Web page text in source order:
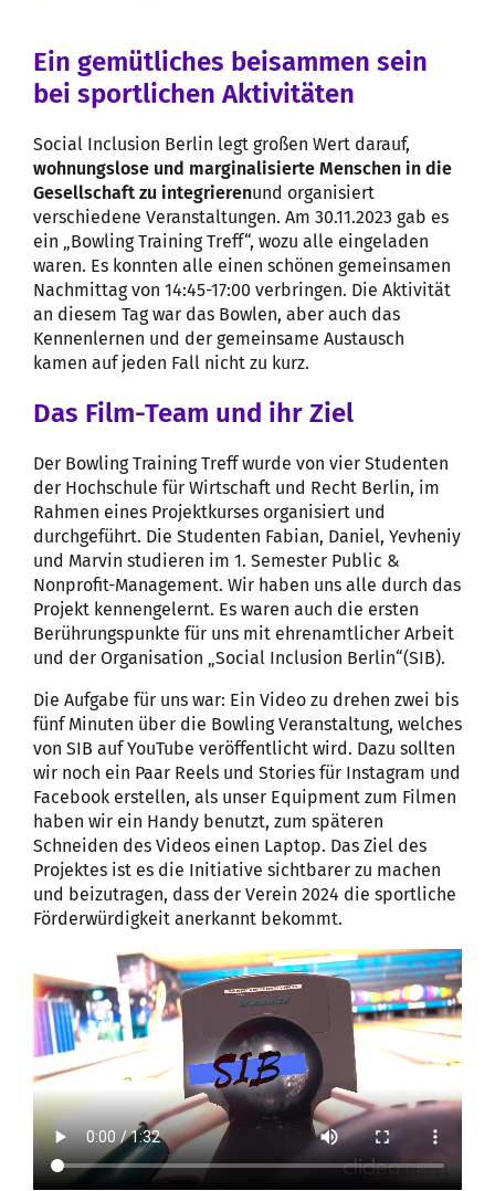
Ein gemütliches beisammen sein
bei sportlichen Aktivitäten
Social Inclusion Berlin legt großen Wert darauf,
wohnungslose und marginalisierte Menschen in die
Gesellschaft zu integrierenund organisiert
verschiedene Veranstaltungen. Am 30.11.2023 gab es
ein „Bowling Training Treff“, wozu alle eingeladen
waren. Es konnten alle einen schönen gemeinsamen
Nachmittag von 14:45-17:00 verbringen. Die Aktivität
an diesem Tag war das Bowlen, aber auch das
Kennenlernen und der gemeinsame Austausch
kamen auf jeden Fall nicht zu kurz.
Das Film-Team und ihr Ziel
Der Bowling Training Treff wurde von vier Studenten
der Hochschule für Wirtschaft und Recht Berlin, im
Rahmen eines Projektkurses organisiert und
durchgeführt. Die Studenten Fabian, Daniel, Yevheniy
und Marvin studieren im 1. Semester Public &
Nonprofit-Management. Wir haben uns alle durch das
Projekt kennengelernt. Es waren auch die ersten
Berührungspunkte für uns mit ehrenamtlicher Arbeit
und der Organisation „Social Inclusion Berlin“(SIB).
Die Aufgabe für uns war: Ein Video zu drehen zwei bis
fünf Minuten über die Bowling Veranstaltung, welches
von SIB auf YouTube veröffentlicht wird. Dazu sollten
wir noch ein Paar Reels und Stories für Instagram und
Facebook erstellen, als unser Equipment zum Filmen
haben wir ein Handy benutzt, zum späteren
Schneiden des Videos einen Laptop. Das Ziel des
Projektes ist es die Initiative sichtbarer zu machen
und beizutragen, dass der Verein 2024 die sportliche
Förderwürdigkeit anerkannt bekommt.